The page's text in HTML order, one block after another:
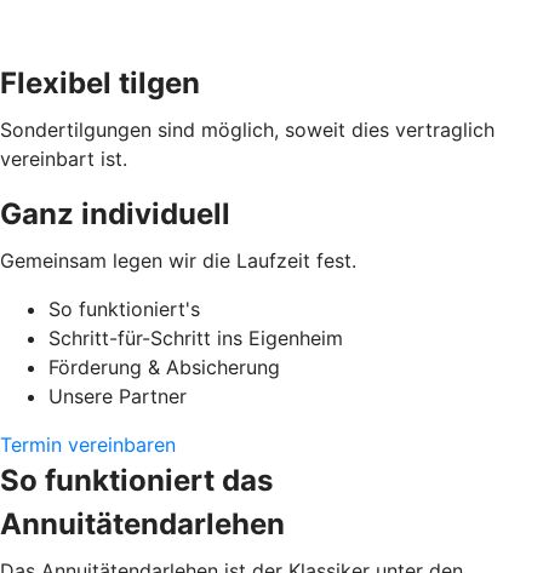
Flexibel tilgen
Sondertilgungen sind möglich, soweit dies vertraglich
vereinbart ist.
Ganz individuell
Gemeinsam legen wir die Laufzeit fest.
So funktioniert's
Schritt-für-Schritt ins Eigenheim
Förderung & Absicherung
Unsere Partner
Termin vereinbaren
So funktioniert das
Annuitätendarlehen